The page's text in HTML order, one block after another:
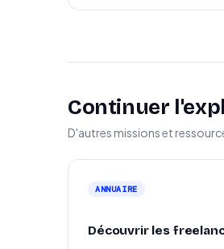
Continuer
D'autres missions et
ANNUAIRE
Découvrir les